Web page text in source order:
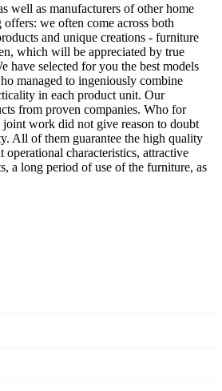
well as manufacturers of other home
we often come across both
and unique creations - furniture
which will be appreciated by true
have selected for you the best models
managed to ingeniously combine
in each product unit. Our
from proven companies. Who for
work did not give reason to doubt
All of them guarantee the high quality
operational characteristics, attractive
a long period of use of the furniture, as